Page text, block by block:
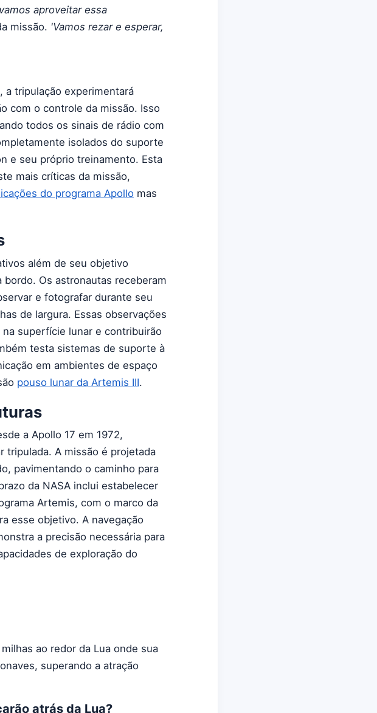
aproveitar essa
missão. 'Vamos rezar e esperar,
a tripulação experimentará
com o controle da missão. Isso
todos os sinais de rádio com
isolados do suporte
e seu próprio treinamento. Esta
mais críticas da missão,
do programa Apollo mas
além de seu objetivo
Os astronautas receberam
e fotografar durante seu
de largura. Essas observações
superfície lunar e contribuirão
testa sistemas de suporte à
em ambientes de espaço
pouso lunar da Artemis III.
a Apollo 17 em 1972,
tripulada. A missão é projetada
pavimentando o caminho para
da NASA inclui estabelecer
Artemis, com o marco da
esse objetivo. A navegação
a precisão necessária para
de exploração do
ao redor da Lua onde sua
superando a atração
atrás da Lua?